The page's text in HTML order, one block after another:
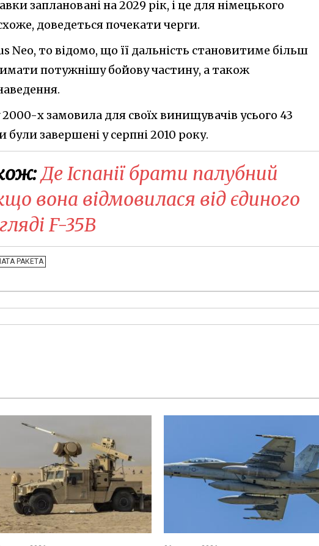
заплановані на 2029 рік, і це для німецького
доведеться почекати черги.
то відомо, що її дальність становитиме більш
потужнішу бойову частину, а також
х замовила для своїх винищувачів усього 43
завершені у серпні 2010 року.
Де Іспанії брати палубний
вона відмовилася від єдиного
F-35B
РАКЕТА